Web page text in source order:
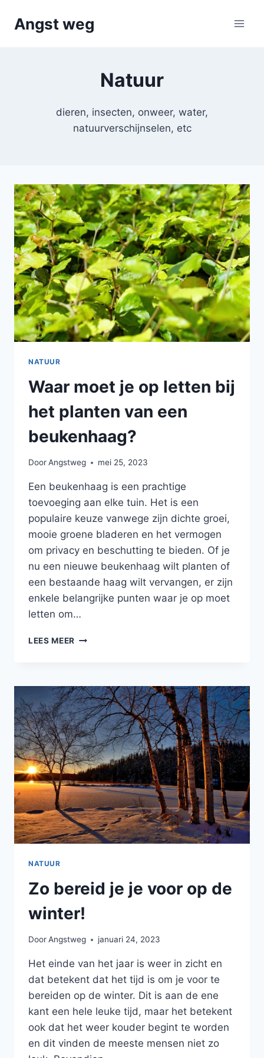
naarAngst weg
Natuur
dieren, insecten, onweer, water,
natuurverschijnselen, etc
NATUUR
Waar moet je op letten bij
het planten van een
beukenhaag?
DoorAngstweg mei 25, 2023
Een beukenhaag is een prachtige
toevoeging aan elke tuin. Het is een
populaire keuze vanwege zijn dichte groei,
mooie groene bladeren en het vermogen
om privacy en beschutting te bieden. Of je
nu een nieuwe beukenhaag wilt planten of
een bestaande haag wilt vervangen, er zijn
enkele belangrijke punten waar je op moet
letten om…
LEES MEER WAAR
LETTEN
BIJ
HET
PLANTEN
VAN
EEN
BEUKENHAAG?
NATUUR
Zo bereid je je voor op de
winter!
DoorAngstweg januari 24, 2023
Het einde van het jaar is weer in zicht en
dat betekent dat het tijd is om je voor te
bereiden op de winter. Dit is aan de ene
kant een hele leuke tijd, maar het betekent
ook dat het weer kouder begint te worden
en dit vinden de meeste mensen niet zo